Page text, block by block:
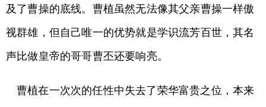
及了曹操的底线。曹植虽然无法像其父亲曹操一样傲
视群雄，但自己唯一的优势就是学识流芳百世，其名
声比做皇帝的哥哥曹丕还要响亮。
曹植在一次次的任性中失去了荣华富贵之位，本来